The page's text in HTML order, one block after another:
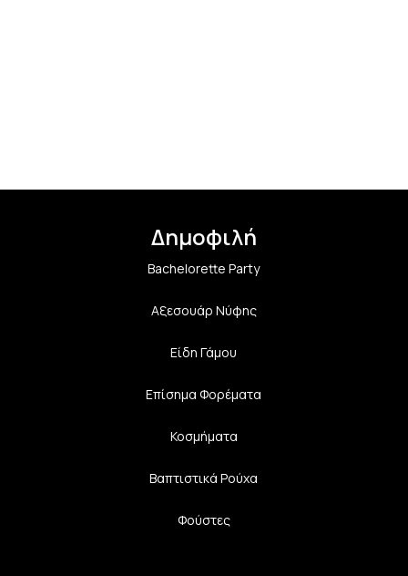
Δημοφιλή
Bachelorette Party
Αξεσουάρ Νύφης
Είδη Γάμου
Επίσημα Φορέματα
Κοσμήματα
Βαπτιστικά Ρούχα
Φούστες